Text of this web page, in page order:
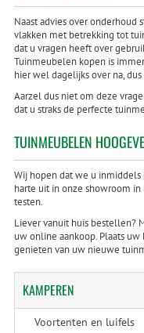
Naast advies over onderhoud
vlakken met betrekking tot
dat u vragen heeft over
Tuinmeubelen kopen is
hier wel dagelijks over na,
Aarzel dus niet om deze
dat u straks de perfecte
TUINMEUBELEN
Wij hopen dat we u inmiddels
harte uit in onze showroom
testen.
Liever vanuit huis bestellen?
uw online aankoop. Plaats
genieten van uw nieuwe
KAMPEREN
Voortenten en luifels